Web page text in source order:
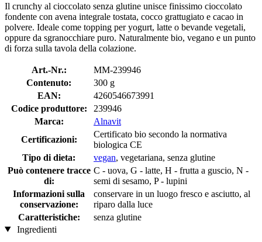
Il crunchy al cioccolato senza glutine unisce finissimo cioccolato
fondente con avena integrale tostata, cocco grattugiato e cacao in
polvere. Ideale come topping per yogurt, latte o bevande vegetali,
oppure da sgranocchiare puro. Naturalmente bio, vegano e un punto
di forza sulla tavola della colazione.
Art.-Nr.:
MM-239946
Contenuto:
300 g
EAN:
4260546673991
Codice produttore:
239946
Marca:
Alnavit
Certificazioni:
Certificato bio secondo la normativa
biologica CE
Tipo di dieta:
vegan, vegetariana, senza glutine
Può contenere tracce
di:
C - uova, G - latte, H - frutta a guscio, N -
semi di sesamo, P - lupini
Informazioni sulla
conservazione:
conservare in un luogo fresco e asciutto, al
riparo dalla luce
Caratteristiche:
senza glutine
Ingredienti